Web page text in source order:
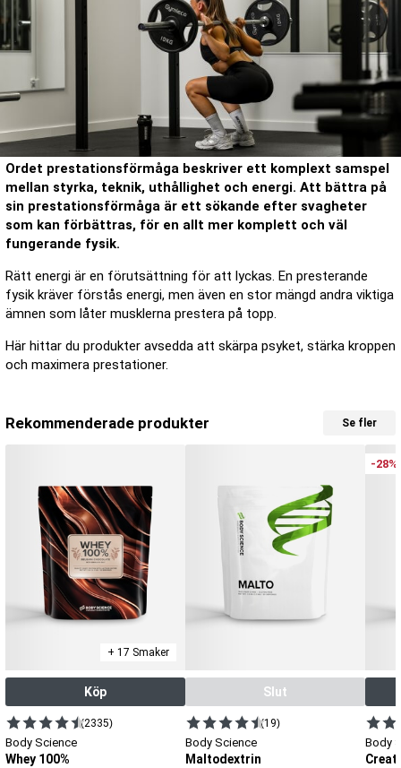
Ordet prestationsförmåga beskriver ett komplext samspel
mellan styrka, teknik, uthållighet och energi. Att bättra på
sin prestationsförmåga är ett sökande efter svagheter
som kan förbättras, för en allt mer komplett och väl
fungerande fysik.
Rätt energi är en förutsättning för att lyckas. En presterande
fysik kräver förstås energi, men även en stor mängd andra viktiga
ämnen som låter musklerna prestera på topp.
Här hittar du produkter avsedda att skärpa psyket, stärka kroppen
och maximera prestationer.
Rekommenderade produkter Se fler
+ 17 Smaker
Köp
(2335)
Body Science
Whey 100%
Slut
(19)
Body Science
Maltodextrin
-28%
Body